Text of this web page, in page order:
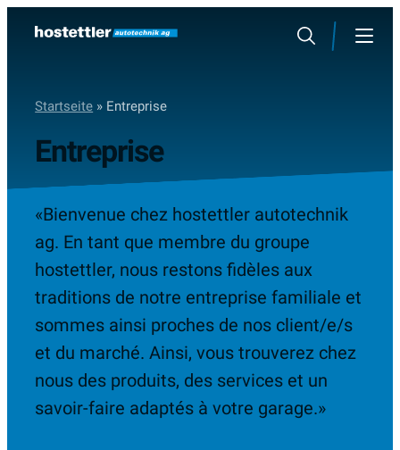
Rechercher
Startseite » Entreprise
Entreprise
«Bienvenue chez hostettler autotechnik
ag. En tant que membre du groupe
hostettler, nous restons fidèles aux
traditions de notre entreprise familiale et
sommes ainsi proches de nos client/e/s
et du marché. Ainsi, vous trouverez chez
nous des produits, des services et un
savoir-faire adaptés à votre garage.»